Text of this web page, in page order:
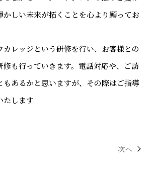
かしい未来が拓くことを心より願ってお
カレッジという研修を行い、お客様との
修も行っていきます。電話対応や、ご訪
もあるかと思いますが、その際はご指導
たします
次へ